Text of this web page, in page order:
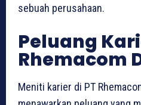
sebuah perusahaan.
Peluang
Rhemacom
Meniti karier di PT